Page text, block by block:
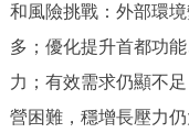
和風險挑戰：外部環
多；優化提升首都功
力；有效需求仍顯不
營困難，穩增長壓力